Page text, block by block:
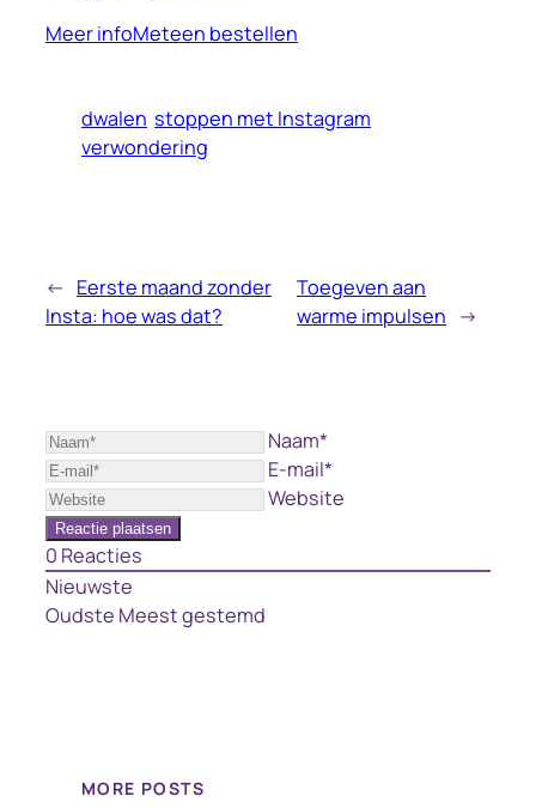
Meer infoMeteen bestellen
dwalen stoppen met Instagram
verwondering
← Eerste maand zonder
Insta: hoe was dat?
Toegeven aan
warme impulsen →
Naam*
E-mail*
Website
0 Reacties
Nieuwste
Oudste Meest gestemd
MORE POSTS